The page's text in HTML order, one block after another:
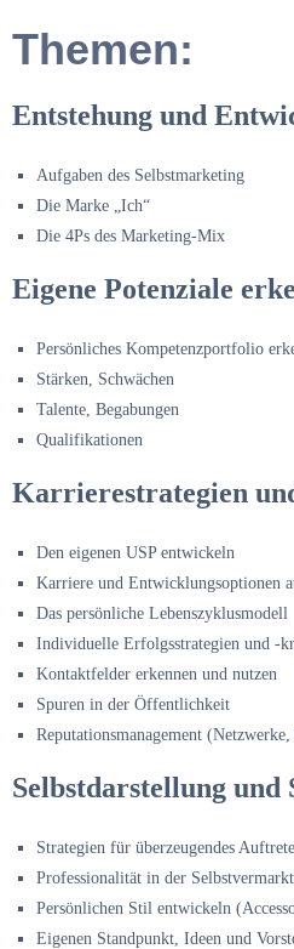
Themen:
Entstehung und
Aufgaben des Selbstmarketing
Die Marke „Ich“
Die 4Ps des Marketing-Mix
Eigene Potenziale
Persönliches Kompetenzportfolio
Stärken, Schwächen
Talente, Begabungen
Qualifikationen
Karrierestrategien
Den eigenen USP entwickeln
Karriere und Entwicklungsoptionen
Das persönliche Lebenszyklusmodell
Individuelle Erfolgsstrategien und -
Kontaktfelder erkennen und nutzen
Spuren in der Öffentlichkeit
Reputationsmanagement
Selbstdarstellung und
Strategien für überzeugendes
Professionalität in der
Persönlichen Stil entwickeln
Eigenen Standpunkt, Ideen und